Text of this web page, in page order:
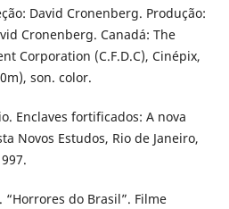
David Cronenberg. Produção:
Cronenberg. Canadá: The
Corporation (C.F.D.C), Cinépix,
son. color.
Enclaves fortificados: A nova
Novos Estudos, Rio de Janeiro,
“Horrores do Brasil”. Filme